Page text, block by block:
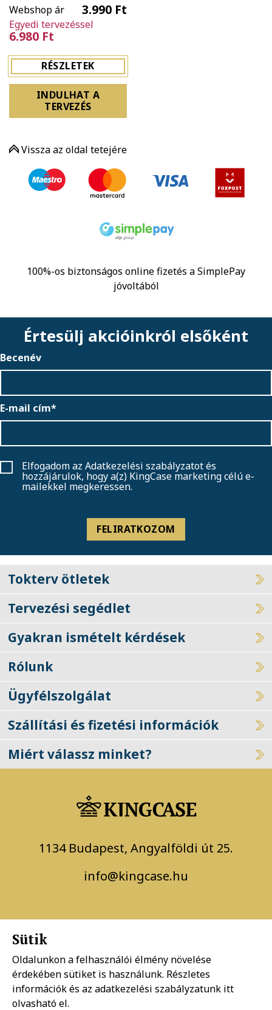
Webshop ár 3.990 Ft
Egyedi tervezéssel
6.980 Ft
RÉSZLETEK
INDULHAT A
TERVEZÉS
Vissza az oldal tetejére
100%-os biztonságos online fizetés a SimplePay
jóvoltából
Értesülj akcióinkról elsőként
Becenév
E-mail cím*
Elfogadom az Adatkezelési szabályzatotés
hozzájárulok, hogy a(z) KingCase marketing célú e-
mailekkel megkeressen.
FELIRATKOZOM
Tokterv ötletek
Tervezési segédlet
Gyakran ismételt kérdések
Rólunk
Ügyfélszolgálat
Szállítási és fizetési információk
Miért válassz minket?
1134 Budapest, Angyalföldi út 25.
info@kingcase.hu
Adatkezelési szabályzat
Sütik
Oldalunkon a felhasználói élmény növelése
érdekében sütiket is használunk. Részletes
információk és az adatkezelési szabályzatunk itt
olvasható el.